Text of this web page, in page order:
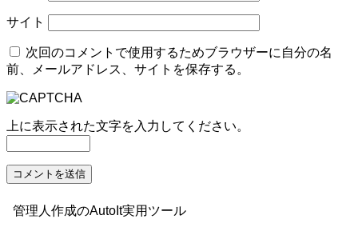
サイト
次回のコメントで使用するためブラウザーに自分の名
前、メールアドレス、サイトを保存する。
上に表示された文字を入力してください。
管理人作成のAutoIt実用ツール